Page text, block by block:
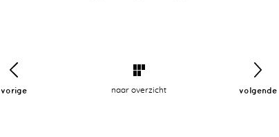
vorige naar overzicht volgende